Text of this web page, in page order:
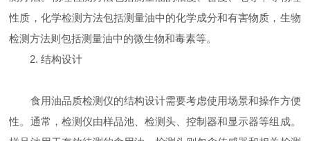
性质，化学检测方法包括测量油中的化学成分和有害物质，生物
检测方法则包括测量油中的微生物和毒素等。
2. 结构设计
食用油品质检测仪的结构设计需要考虑使用场景和操作方便
性。通常，检测仪由样品池、检测头、控制器和显示器等组成。